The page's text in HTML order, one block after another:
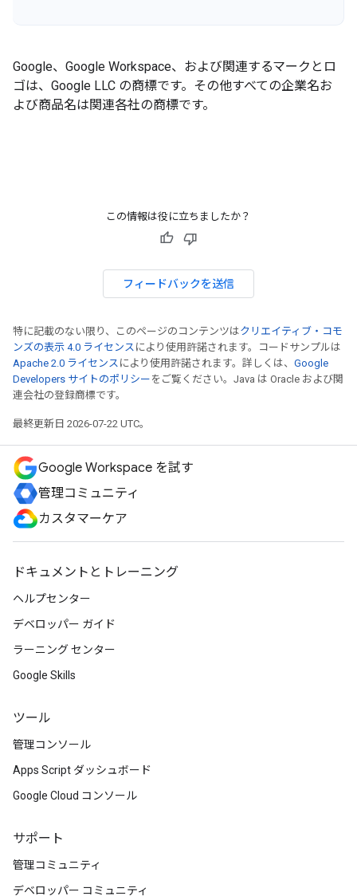
Google、Google Workspace、および関連するマークとロ
ゴは、Google LLC の商標です。 その他すべての企業名お
よび商品名は関連各社の商標です。
この情報は役に立ちましたか？
フィードバックを送信
特に記載のない限り、このページのコンテンツはクリエイティブ・コモ
ンズの表示 4.0 ライセンス により使用許諾されます。コードサンプルは
Apache 2.0 ライセンス により使用許諾されます。詳しくは、 Google
Developers サイトのポリシー をご覧ください。Java は Oracle および関
連会社の登録商標です。
最終更新日 2026-07-22 UTC。
Google Workspace を試す
管理コミュニティ
カスタマーケア
ドキュメントとトレーニング
ヘルプセンター
デベロッパー ガイド
ラーニング センター
Google Skills
ツール
管理コンソール
Apps Script ダッシュボード
Google Cloud コンソール
サポート
管理コミュニティ
デベロッパー コミュニティ